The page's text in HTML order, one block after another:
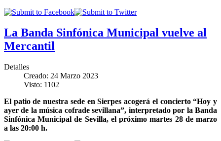
La Banda Sinfónica Municipal vuelve al
Mercantil
Detalles
Creado: 24 Marzo 2023
Visto: 1102
El patio de nuestra sede en Sierpes acogerá el concierto “Hoy y
ayer de la música cofrade sevillana”, interpretado por la Banda
Sinfónica Municipal de Sevilla, el próximo martes 28 de marzo
a las 20:00 h.